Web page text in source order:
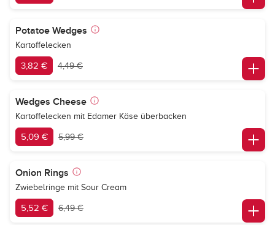
Potatoe Wedges
Kartoffelecken
3,82 € 4,49 €
Wedges Cheese
Kartoffelecken mit Edamer Käse überbacken
5,09 € 5,99 €
Onion Rings
Zwiebelringe mit Sour Cream
5,52 € 6,49 €